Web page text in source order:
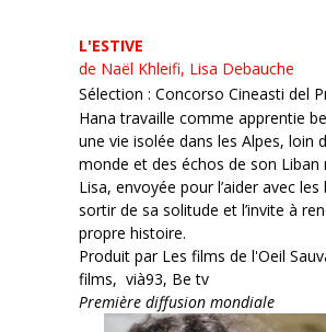
L'ESTIVE
de Naël Khleifi, Lisa Debauche
Sélection : Concorso Cineasti del
Hana travaille comme apprentie
une vie isolée dans les Alpes, loin
monde et des échos de son Liban
Lisa, envoyée pour l’aider avec
sortir de sa solitude et l’invite à
propre histoire.
Produit par Les films de l'Oeil
films, vià93, Be tv
Première diffusion mondiale